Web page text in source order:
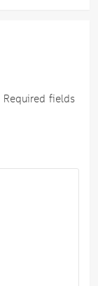
Required fields